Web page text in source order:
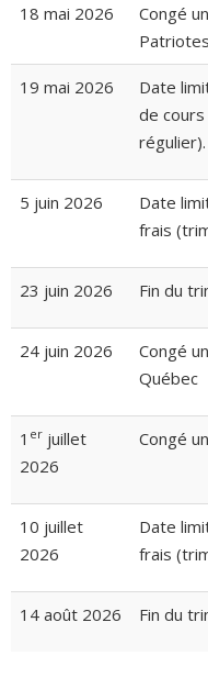
18 mai 2026
Congé
Patriotes
19 mai 2026
Date
de
régulier).
5 juin 2026
Date
frais
23 juin 2026 Fin du
24 juin 2026
Congé
Québec
1 er juillet
2026
Congé
10 juillet
2026
Date
frais
14 août 2026 Fin du